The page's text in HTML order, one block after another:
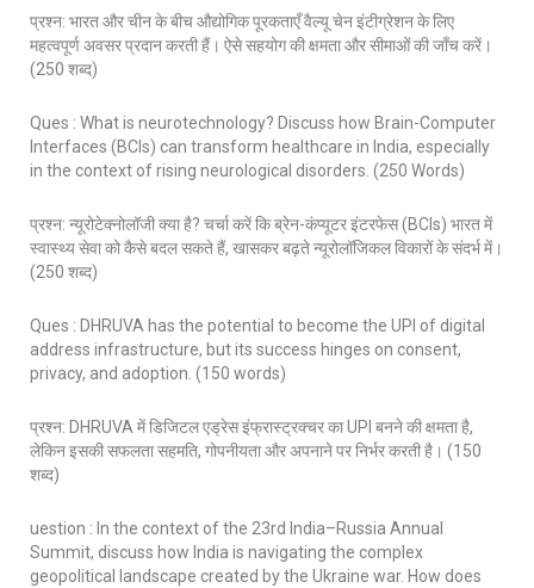
प्रश्न: भारत और चीन के बीच औद्योगिक पूरकताएँ वैल्यू चेन इंटीग्रेशन के लिए
महत्वपूर्ण अवसर प्रदान करती हैं। ऐसे सहयोग की क्षमता और सीमाओं की जाँच करें।
(250 शब्द)
Ques : What is neurotechnology? Discuss how Brain-Computer
Interfaces (BCIs) can transform healthcare in India, especially
in the context of rising neurological disorders. (250 Words)
प्रश्न: न्यूरोटेक्नोलॉजी क्या है? चर्चा करें कि ब्रेन-कंप्यूटर इंटरफेस (BCIs) भारत में
स्वास्थ्य सेवा को कैसे बदल सकते हैं, खासकर बढ़ते न्यूरोलॉजिकल विकारों के संदर्भ में।
(250 शब्द)
Ques : DHRUVA has the potential to become the UPI of digital
address infrastructure, but its success hinges on consent,
privacy, and adoption. (150 words)
प्रश्न: DHRUVA में डिजिटल एड्रेस इंफ्रास्ट्रक्चर का UPI बनने की क्षमता है,
लेकिन इसकी सफलता सहमति, गोपनीयता और अपनाने पर निर्भर करती है। (150
शब्द)
uestion : In the context of the 23rd India–Russia Annual
Summit, discuss how India is navigating the complex
geopolitical landscape created by the Ukraine war. How does